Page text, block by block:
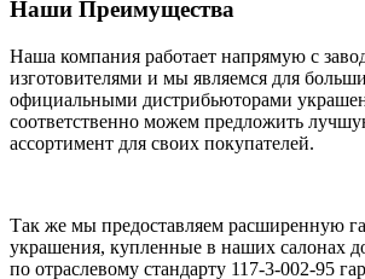
Наши Преимущества
Наша компания работает напрямую с
изготовителями и мы являемся для
официальными дистрибьюторами
соответственно можем предложить
ассортимент для своих покупателей.
Так же мы предоставляем расширенную
украшения, купленные в наших салонах
по отраслевому стандарту 117-3-002-95